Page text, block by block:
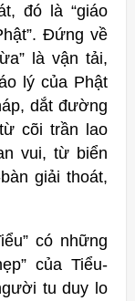
đó là “giáo
Đứng về
là vận tải,
lý của Phật
dắt đường
cõi trần lao
vui, từ biển
giải thoát,
có những
của Tiểu-
tu duy lo